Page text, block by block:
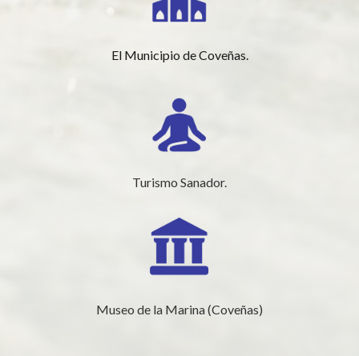
El Municipio de Coveñas.
Turismo Sanador.
Museo de la Marina (Coveñas)